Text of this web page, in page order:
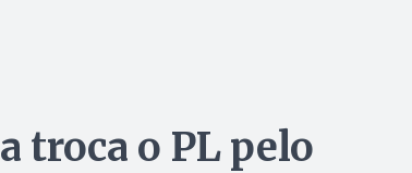
troca o PL pelo